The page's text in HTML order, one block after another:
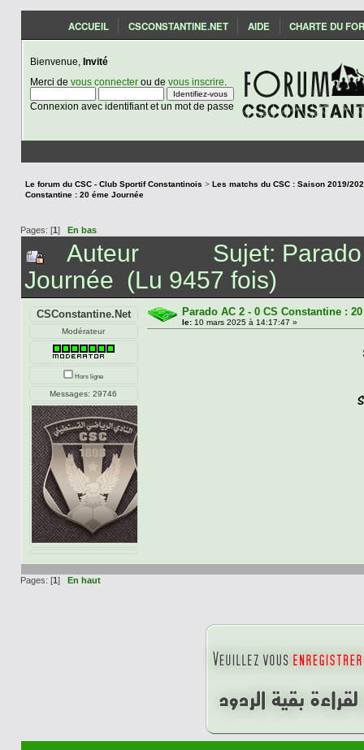
ACCUEIL CSCONSTANTINE.NET AIDE CHARTE DU
Bienvenue, Invité
Merci de vous connecterou de vous inscrire
Connexion avec identifiant et un mot de passe
Le forum du CSC - Club Sportif Constantinois >
Constantine : 20 éme Journée
Pages: [1] En bas
Auteur
Sujet:
Journée (Lu 9457 fois)
CSConstantine.Net
Modérateur
Hors ligne
Messages: 29746
Parado AC 2 - 0 CS Constantine :
le: 10 mars 2025 à 14:17:47 »
Pages: [1 ] En haut